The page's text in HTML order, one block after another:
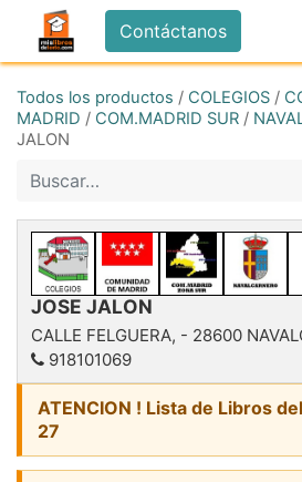
Contáctanos
Todos los productos / COLEGIOS /
MADRID / COM.MADRID SUR /
JALON
JOSE JALON
CALLE FELGUERA, - 28600
918101069
ATENCION ! Lista de Libros
27